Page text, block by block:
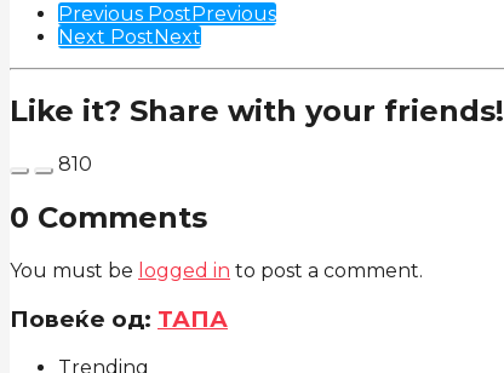
Previous PostPrevious
Next PostNext
Like it? Share with your friends!
810
0 Comments
You must be logged in to post a comment.
Повеќе од: ТАПА
Trending